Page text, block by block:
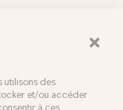
utilisons des
et/ou accéder